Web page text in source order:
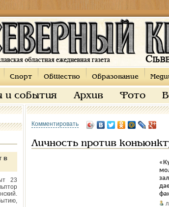
Спорт Общество Образование
и события Архив Фото
в
23
Комментировать
Личность против